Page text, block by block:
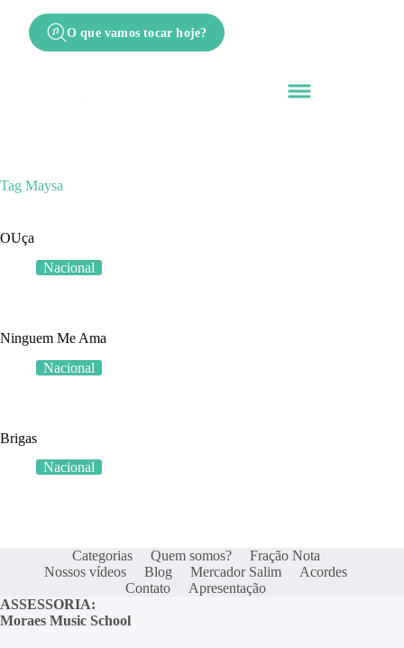
O que vamos tocar hoje?
Tag Maysa
OUça
Nacional
Ninguem Me Ama
Nacional
Brigas
Nacional
Categorias Quem somos?
Fração Nota
Nossos vídeos
Blog Mercador Salim
Acordes
Contato
Apresentação
ASSESSORIA:
Moraes Music School